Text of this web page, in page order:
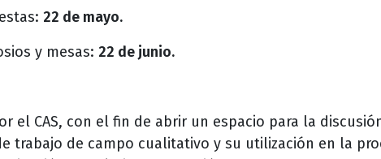
22 de mayo.
y mesas: 22 de junio.
el CAS, con el fin de abrir un espacio para la
trabajo de campo cualitativo y su utilización en la